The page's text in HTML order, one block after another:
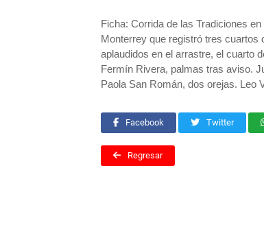
Ficha: Corrida de las Tradiciones
Monterrey que registró tres cuartos
aplaudidos en el arrastre, el cuarto
Fermín Rivera, palmas tras aviso.
Paola San Román, dos orejas. Leo
Facebook Twitter
Regresar